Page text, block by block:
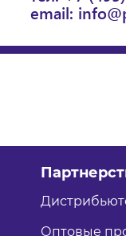
email:
Оптовые